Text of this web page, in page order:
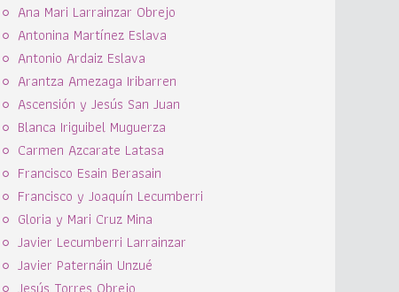
Ana Mari Larrainzar Obrejo
Antonina Martínez Eslava
Antonio Ardaiz Eslava
Arantza Amezaga Iribarren
Ascensión y Jesús San Juan
Blanca Iriguibel Muguerza
Carmen Azcarate Latasa
Francisco Esain Berasain
Francisco y Joaquín Lecumberri
Gloria y Mari Cruz Mina
Javier Lecumberri Larrainzar
Javier Paternáin Unzué